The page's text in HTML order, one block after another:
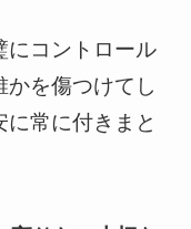
にコントロール
を傷つけてし
に常に付きまと